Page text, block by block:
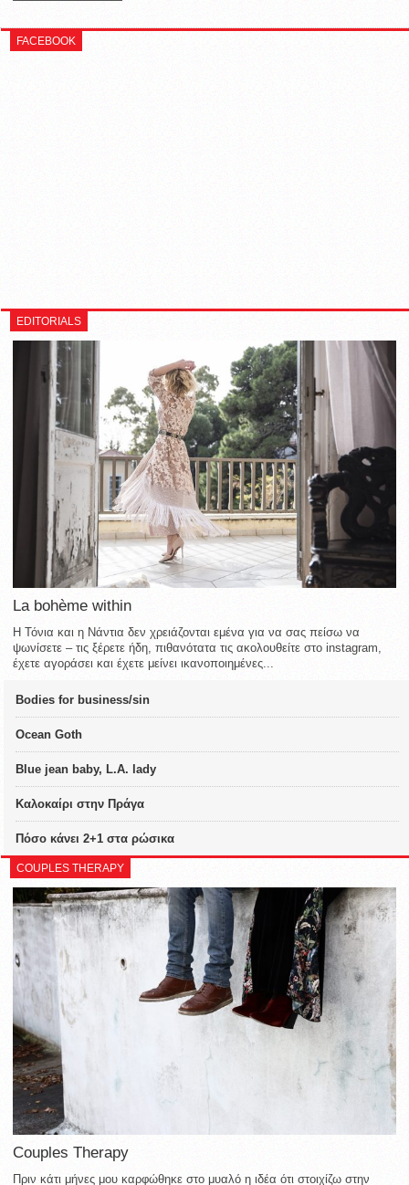
FACEBOOK
EDITORIALS
La bohème within
Η Τόνια και η Νάντια δεν χρειάζονται εμένα για να σας πείσω να
ψωνίσετε – τις ξέρετε ήδη, πιθανότατα τις ακολουθείτε στο instagram,
έχετε αγοράσει και έχετε μείνει ικανοποιημένες...
Bodies for business/sin
Ocean Goth
Blue jean baby, L.A. lady
Καλοκαίρι στην Πράγα
Πόσο κάνει 2+1 στα ρώσικα
COUPLES THERAPY
Couples Therapy
Πριν κάτι μήνες μου καρφώθηκε στο μυαλό η ιδέα ότι στοιχίζω στην